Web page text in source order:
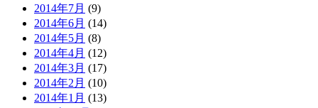
2014年7月 (9)
2014年6月 (14)
2014年5月 (8)
2014年4月 (12)
2014年3月 (17)
2014年2月 (10)
2014年1月 (13)